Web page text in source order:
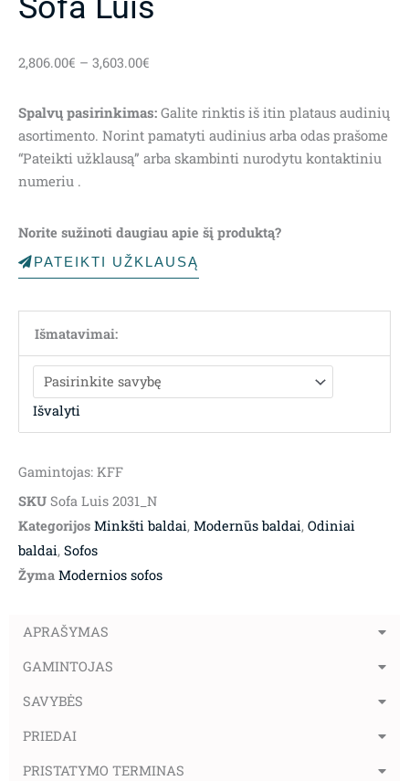
2,806.00€ – 3,603.00€
through
3,603.00€
Spalvų pasirinkimas: Galite rinktis iš itin plataus audinių
asortimento. Norint pamatyti audinius arba odas prašome
“Pateikti užklausą” arba skambinti nurodytu kontaktiniu
numeriu .
Norite sužinoti daugiau apie šį produktą?
PATEIKTI UŽKLAUSĄ
Išmatavimai:
Išvalyti
Gamintojas: KFF
SKU Sofa Luis 2031_N
Kategorijos Minkšti baldai, Modernūs baldai, Odiniai
baldai, Sofos
Žyma Modernios sofos
APRAŠYMAS
GAMINTOJAS
SAVYBĖS
PRIEDAI
PRISTATYMO TERMINAS